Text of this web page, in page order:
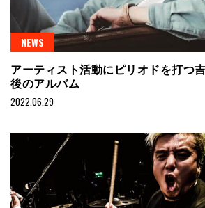
NEWS
アーティスト活動にピリオドを打つ
後のアルバム
2022.06.29